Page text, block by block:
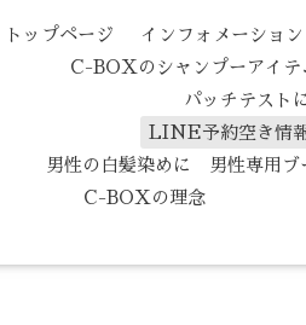
トップページ インフォメーション
C-BOXのシャンプーアイテ
パッチテスト
LINE予約空き情
男性の白髪染めに 男性専用ブ
C-BOXの理念
エイ